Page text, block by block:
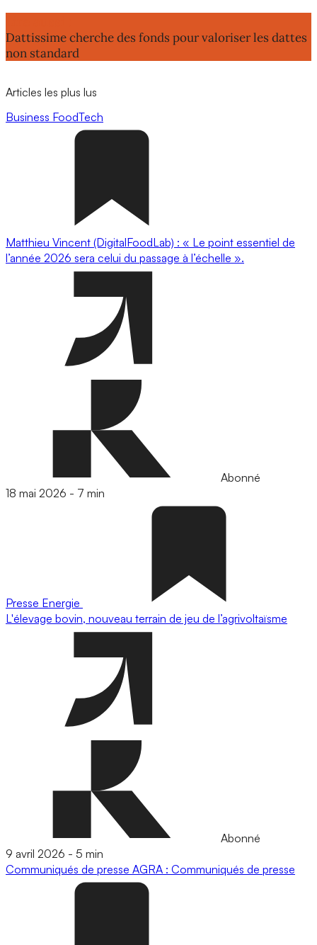
Dattissime cherche des fonds pour valoriser les dattes
non standard
Articles les plus lus
Business FoodTech
Matthieu Vincent (DigitalFoodLab) : « Le point essentiel de
l’année 2026 sera celui du passage à l’échelle ».
Abonné
18 mai 2026 - 7 min
Presse Energie
L'élevage bovin, nouveau terrain de jeu de l’agrivoltaïsme
Abonné
9 avril 2026 - 5 min
Communiqués de presse AGRA : Communiqués de presse